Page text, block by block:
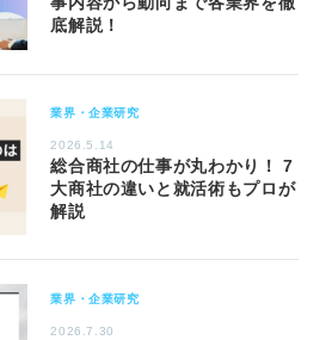
底解説！
業界・企業研究
2026.5.14
総合商社の仕事が丸わかり！ 7
大商社の違いと就活術もプロが
解説
業界・企業研究
2026.7.30